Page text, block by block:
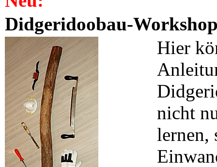
Didgeridoobau-
Hier
nicht
lernen,